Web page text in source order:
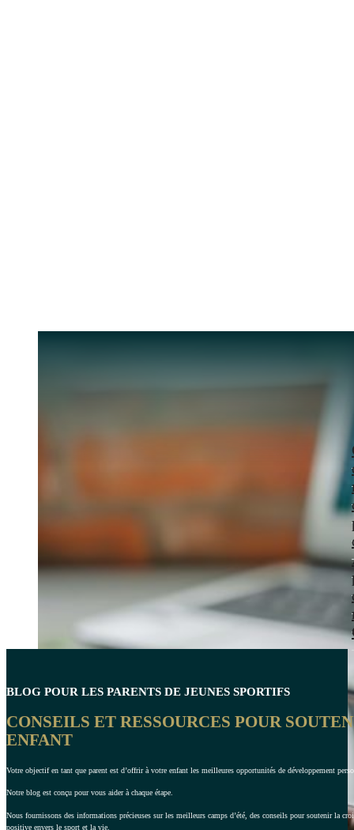
BLOG POUR LES PARENTS DE JEUNES SPORTIFS
CONSEILS ET RESSOURCES POUR
ENFANT
Votre objectif en tant que parent est d’offrir à votre enfant les meilleures opportunités de développement
Notre blog est conçu pour vous aider à chaque étape.
Nous fournissons des informations précieuses sur les meilleurs camps d’été, des conseils pour soutenir la
positive envers le sport et la vie.